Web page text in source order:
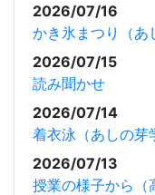
2026/07/16
かき氷まつり（あ
2026/07/15
読み聞かせ
2026/07/14
着衣泳（あしの芽
2026/07/13
授業の様子から（